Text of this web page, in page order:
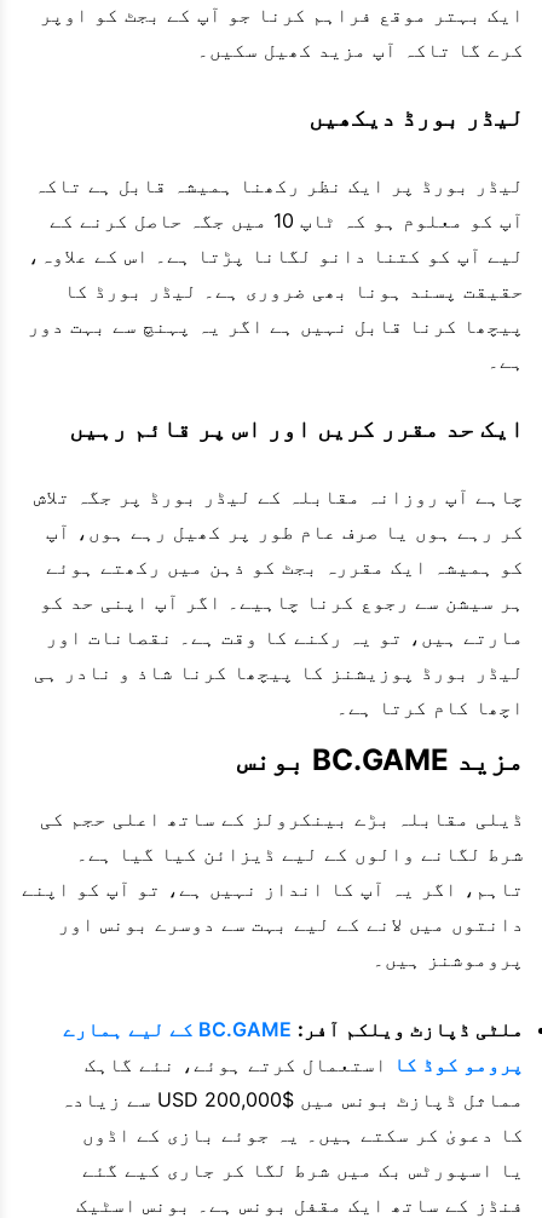
ایک بہتر موقع فراہم کرنا جو آپ کے بجٹ کو اوپر
کرے گا تاکہ آپ مزید کھیل سکیں۔
لیڈر بورڈ دیکھیں
لیڈر بورڈ پر ایک نظر رکھنا ہمیشہ قابل ہے تاکہ
آپ کو معلوم ہو کہ ٹاپ 10 میں جگہ حاصل کرنے کے
لیے آپ کو کتنا دانو لگانا پڑتا ہے۔ اس کے علاوہ،
حقیقت پسند ہونا بھی ضروری ہے۔ لیڈر بورڈ کا
پیچھا کرنا قابل نہیں ہے اگر یہ پہنچ سے بہت دور
ہے۔
ایک حد مقرر کریں اور اس پر قائم رہیں
چاہے آپ روزانہ مقابلہ کے لیڈر بورڈ پر جگہ تلاش
کر رہے ہوں یا صرف عام طور پر کھیل رہے ہوں، آپ
کو ہمیشہ ایک مقررہ بجٹ کو ذہن میں رکھتے ہوئے
ہر سیشن سے رجوع کرنا چاہیے۔ اگر آپ اپنی حد کو
مارتے ہیں، تو یہ رکنے کا وقت ہے۔ نقصانات اور
لیڈر بورڈ پوزیشنز کا پیچھا کرنا شاذ و نادر ہی
اچھا کام کرتا ہے۔
مزید BC.GAME بونس
ڈیلی مقابلہ بڑے بینکرولز کے ساتھ اعلی حجم کی
شرط لگانے والوں کے لیے ڈیزائن کیا گیا ہے۔
تاہم، اگر یہ آپ کا انداز نہیں ہے، تو آپ کو اپنے
دانتوں میں لانے کے لیے بہت سے دوسرے بونس اور
پروموشنز ہیں۔
ملٹی ڈپازٹ ویلکم آفر:
BC.GAME کے لیے ہمارے
پرومو کوڈ کا
استعمال کرتے ہوئے، نئے گاہک
مماثل ڈپازٹ بونس میں $200,000 USD سے زیادہ
کا دعویٰ کر سکتے ہیں۔ یہ جوئے بازی کے اڈوں
یا اسپورٹس بک میں شرط لگا کر جاری کیے گئے
فنڈز کے ساتھ ایک مقفل بونس ہے۔ بونس اسٹیک